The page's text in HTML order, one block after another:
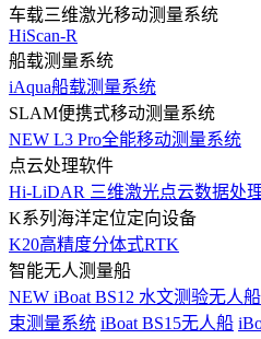
车载三维激光移动测量系统
HiScan-R
船载测量系统
iAqua船载测量系统
SLAM便携式移动测量系统
NEW L3 Pro全能移动测量系统
点云处理软件
Hi-LiDAR 三维激光点云数据处
K系列海洋定位定向设备
K20高精度分体式RTK
智能无人测量船
NEW iBoat BS12 水文测验无人船
束测量系统 iBoat BS15无人船